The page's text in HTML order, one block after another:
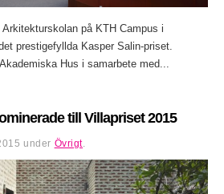
på KTH Campus i
prestigefyllda Kasper Salin-priset.
Hus i samarbete med...
till Villapriset 2015
under Övrigt